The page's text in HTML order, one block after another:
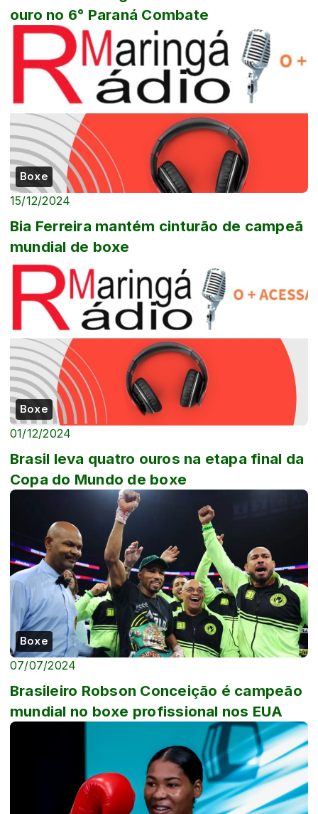
ouro no 6° Paraná Combate
Boxe
15/12/2024
Bia Ferreira mantém cinturão de campeã
mundial de boxe
Boxe
01/12/2024
Brasil leva quatro ouros na etapa final da
Copa do Mundo de boxe
Boxe
07/07/2024
Brasileiro Robson Conceição é campeão
mundial no boxe profissional nos EUA